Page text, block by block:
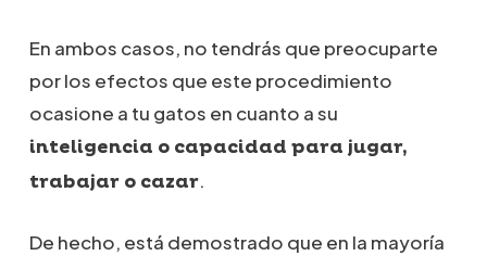
En ambos casos, no tendrás que preocuparte
por los efectos que este procedimiento
ocasione a tu gatos en cuanto a su
inteligencia o capacidad para jugar,
trabajar o cazar.
De hecho, está demostrado que en la mayoría